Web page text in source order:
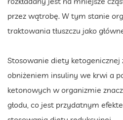
przez wątrobę. W tym stanie
traktowania tłuszczu jako
Stosowanie diety ketogenicznej
obniżeniem insuliny we krwi a
ketonowych w organizmie
głodu, co jest przydatnym